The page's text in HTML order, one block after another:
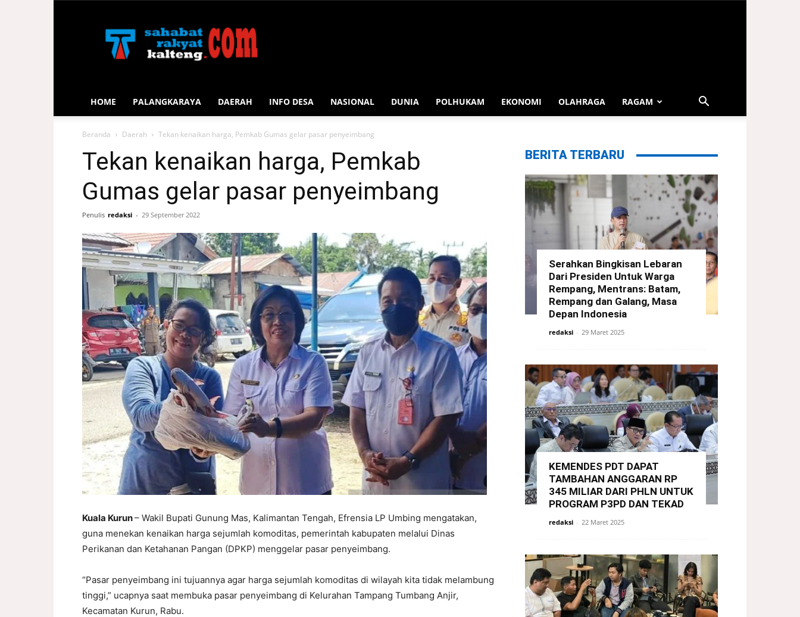
Rakyat
Kalteng
HOME PALANGKARAYA DAERAH INFO DESA NASIONAL DUNIA POLHUKAM EKONOMI OLAHRAGA RAGAM
Beranda Daerah Tekan kenaikan harga, Pemkab Gumas gelar pasar penyeimbang
Tekan kenaikan harga, Pemkab
Gumas gelar pasar penyeimbang
Penulis redaksi - 29 September 2022
Kuala Kurun– Wakil Bupati Gunung Mas, Kalimantan Tengah, Efrensia LP Umbing mengatakan,
guna menekan kenaikan harga sejumlah komoditas, pemerintah kabupaten melalui Dinas
Perikanan dan Ketahanan Pangan (DPKP) menggelar pasar penyeimbang.
“Pasar penyeimbang ini tujuannya agar harga sejumlah komoditas di wilayah kita tidak melambung
tinggi,” ucapnya saat membuka pasar penyeimbang di Kelurahan Tampang Tumbang Anjir,
Kecamatan Kurun, Rabu.
BERITA TERBARU
Serahkan Bingkisan Lebaran
Dari Presiden Untuk Warga
Rempang, Mentrans: Batam,
Rempang dan Galang, Masa
Depan Indonesia
redaksi - 29 Maret 2025
KEMENDES PDT DAPAT
TAMBAHAN ANGGARAN RP
345 MILIAR DARI PHLN UNTUK
PROGRAM P3PD DAN TEKAD
redaksi - 22 Maret 2025